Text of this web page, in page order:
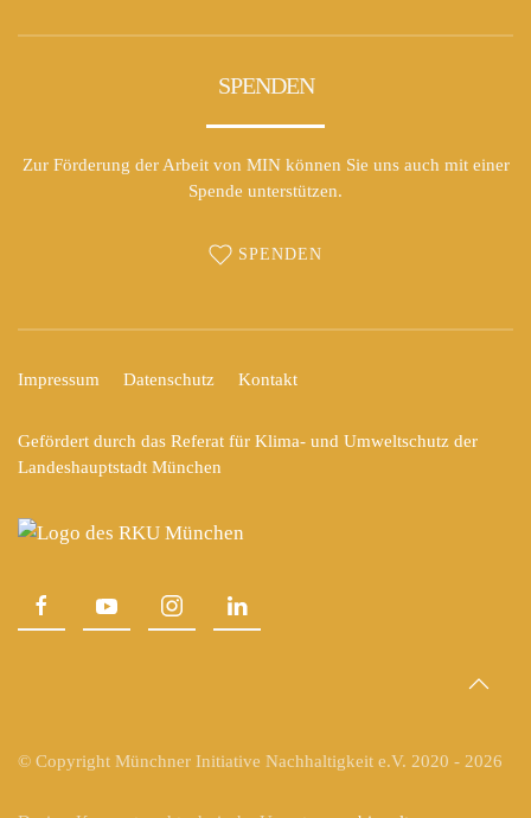
SPENDEN
Zur Förderung der Arbeit von MIN können Sie uns auch mit einer
Spende unterstützen.
SPENDEN
Impressum Datenschutz Kontakt
Gefördert durch das Referat für Klima- und Umweltschutz der
Landeshauptstadt München
© Copyright Münchner Initiative Nachhaltigkeit e.V. 2020 - 2026